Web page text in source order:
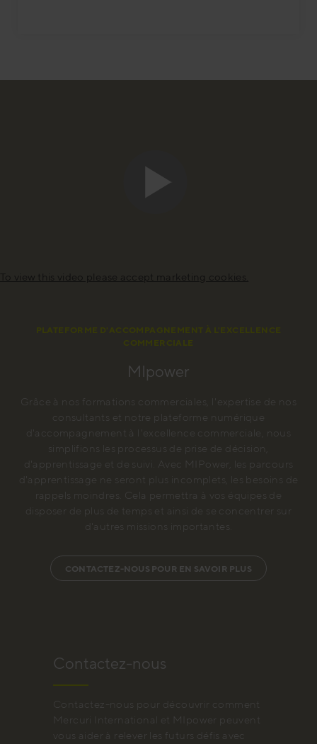
To view this video please accept marketing cookies.
PLATEFORME D'ACCOMPAGNEMENT À L'EXCELLENCE
COMMERCIALE
MIpower
Grâce à nos formations commerciales, l'expertise de nos
consultants et notre plateforme numérique
d'accompagnement à l'excellence commerciale, nous
simplifions les processus de prise de décision,
d'apprentissage et de suivi. Avec MIPower, les parcours
d'apprentissage ne seront plus incomplets, les besoins de
rappels moindres. Cela permettra à vos équipes de
disposer de plus de temps et ainsi de se concentrer sur
d'autres missions importantes.
CONTACTEZ-NOUS POUR EN SAVOIR PLUS
Contactez-nous
Contactez-nous pour découvrir comment
Mercuri International et MIpower peuvent
vous aider à relever les futurs défis avec